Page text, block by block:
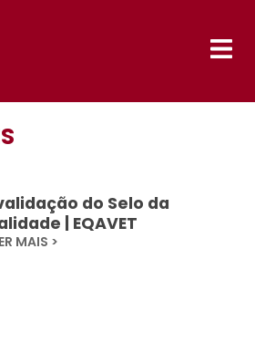
do Selo da
| EQAVET
MAIS >